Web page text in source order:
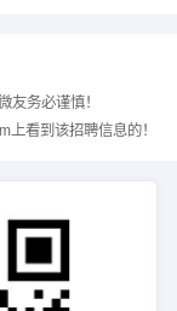
友务必谨慎！
上看到该招聘信息的！